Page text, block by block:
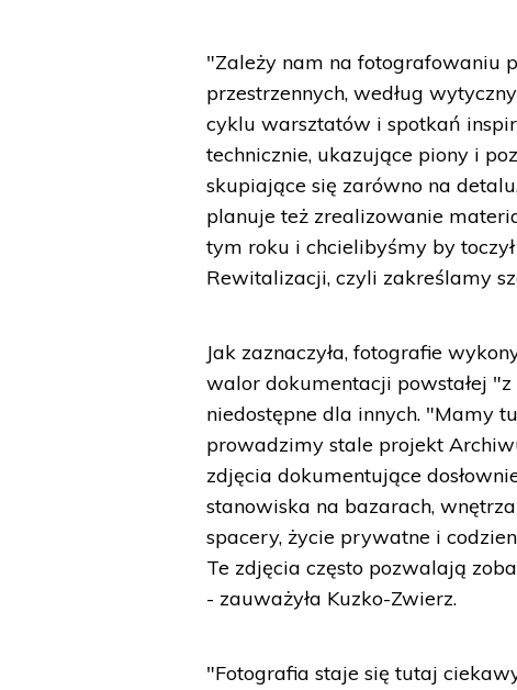
"Zależy nam na fotografowaniu
przestrzennych, według
cyklu warsztatów i spotkań
technicznie, ukazujące piony i
skupiające się zarówno na
planuje też zrealizowanie
tym roku i chcielibyśmy by
Rewitalizacji, czyli zakreślamy
Jak zaznaczyła, fotografie
walor dokumentacji powstałej
niedostępne dla innych. "Mamy
prowadzimy stale projekt
zdjęcia dokumentujące
stanowiska na bazarach,
spacery, życie prywatne i
Te zdjęcia często pozwalają
- zauważyła Kuzko-Zwierz.
"Fotografia staje się tutaj